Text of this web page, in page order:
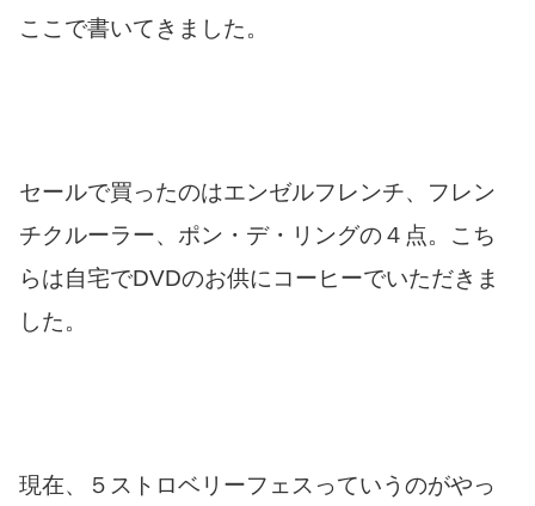
ここで書いてきました。
セールで買ったのはエンゼルフレンチ、フレン
チクルーラー、ポン・デ・リングの４点。こち
らは自宅でDVDのお供にコーヒーでいただきま
した。
現在、５ストロベリーフェスっていうのがやっ